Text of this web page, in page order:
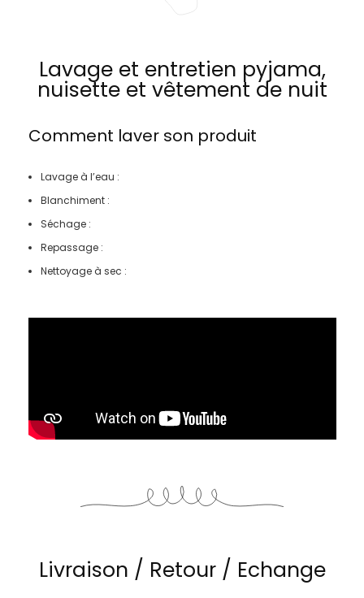
Lavage et entretien pyjama,
nuisette et vêtement de nuit
Comment laver son produit
Lavage à l’eau :
Blanchiment :
Séchage :
Repassage :
Nettoyage à sec :
Livraison / Retour / Echange